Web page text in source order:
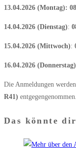
13.04.2026 (Montag):
14.04.2026 (Dienstag):
15.04.2026 (Mittwoch):
16.04.2026
Die Anmeldungen
R41) entgegengenommen.
Das könnte